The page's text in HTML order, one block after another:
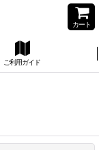
カート
ご利用ガイド